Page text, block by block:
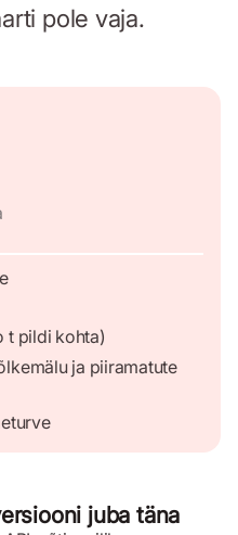
pole vaja.
t pildi kohta)
ja piiramatute
juba täna